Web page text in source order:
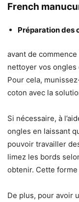
French
Préparation des
avant de
nettoyer vos
Pour cela,
coton avec la
Si nécessaire, à
ongles en laissant
pouvoir travailler
limez les bords
obtenir. Cette
De plus, pour avoir